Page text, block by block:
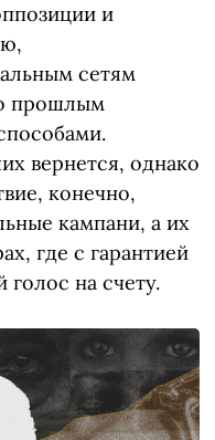
и
сетям
прошлым
вернется, однако
конечно,
кампани, а их
где с гарантией
голос на счету.